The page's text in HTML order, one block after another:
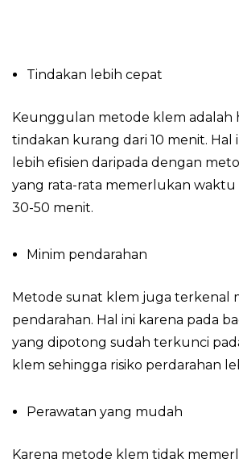
Tindakan lebih cepat
Keunggulan metode klem adalah
tindakan kurang dari 10 menit. Hal
lebih efisien daripada dengan
yang rata-rata memerlukan waktu
30-50 menit.
Minim pendarahan
Metode sunat klem juga terkenal
pendarahan. Hal ini karena pada
yang dipotong sudah terkunci
klem sehingga risiko perdarahan
Perawatan yang mudah
Karena metode klem tidak